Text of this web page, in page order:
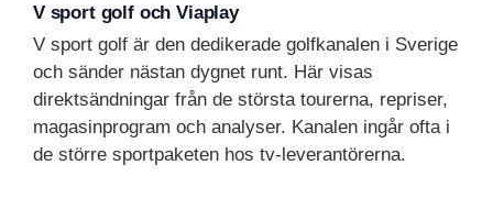
V sport golf och Viaplay
V sport golf är den dedikerade golfkanalen i Sverige
och sänder nästan dygnet runt. Här visas
direktsändningar från de största tourerna, repriser,
magasinprogram och analyser. Kanalen ingår ofta i
de större sportpaketen hos tv-leverantörerna.